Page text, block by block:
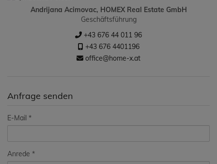
Andrijana Acimovac, HOMEX Real Estate GmbH
Geschäftsführung
+43 676 44 011 96
+43 676 4401196
office@home-x.at
Anfrage senden
E-Mail
Anrede